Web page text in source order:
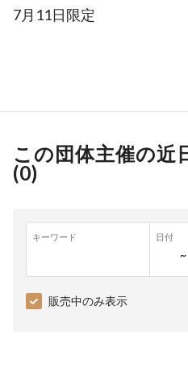
7月11日限定
この団体主催の近
(0)
キーワード 日付
~
販売中のみ表示